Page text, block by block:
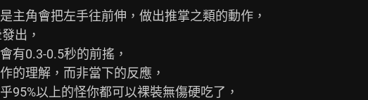
主角會把左手往前伸，做出推掌之類的動作，
出，
有0.3-0.5秒的前搖，
的理解，而非當下的反應，
95%以上的怪你都可以裸裝無傷硬吃了，